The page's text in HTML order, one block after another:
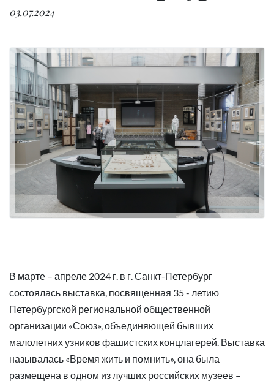
03.07.2024
В марте – апреле 2024 г. в г. Санкт-Петербург
состоялась выставка, посвященная 35 - летию
Петербургской региональной общественной
организации «Союз», объединяющей бывших
малолетних узников фашистских концлагерей. Выставка
называлась «Время жить и помнить», она была
размещена в одном из лучших российских музеев –